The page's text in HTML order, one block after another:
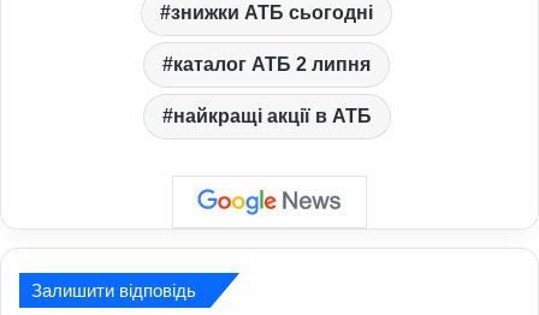
знижки АТБ сьогодні
каталог АТБ 2 липня
найкращі акції в АТБ
Залишити відповідь